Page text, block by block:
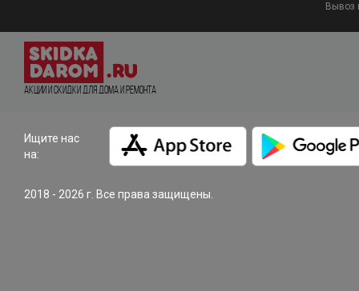
Вывоз
Акции и Скидки для дома и ремонта
Ищите нас
на:
2018 - 2026 г. Все права защищены.